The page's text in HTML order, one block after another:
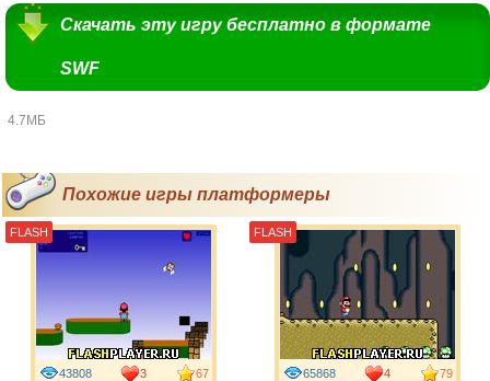
Скачать эту игру бесплатно в формате
SWF
4.7МБ
Похожие игры платформеры
43808 3 67
FLASH
65868 4 79
FLASH